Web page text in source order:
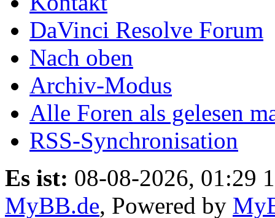
DaVinci Resolve Forum
Nach oben
Archiv-Modus
Alle Foren als gelesen
RSS-Synchronisation
Es ist: 08-08-2026, 01:29 1
MyBB.de, Powered by